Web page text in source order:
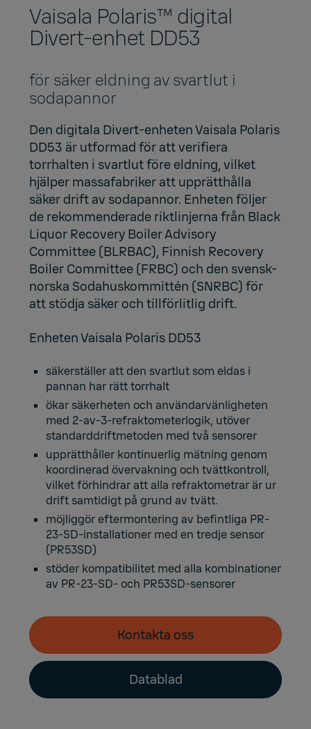
Vaisala Polaris™ digital
Divert-enhet DD53
för säker eldning av svartlut i
sodapannor
Den digitala Divert-enheten Vaisala Polaris
DD53 är utformad för att verifiera
torrhalten i svartlut före eldning, vilket
hjälper massafabriker att upprätthålla
säker drift av sodapannor. Enheten följer
de rekommenderade riktlinjerna från Black
Liquor Recovery Boiler Advisory
Committee (BLRBAC), Finnish Recovery
Boiler Committee (FRBC) och den svensk-
norska Sodahuskommittén (SNRBC) för
att stödja säker och tillförlitlig drift.
Enheten Vaisala Polaris DD53
säkerställer att den svartlut som eldas i
pannan har rätt torrhalt
ökar säkerheten och användarvänligheten
med 2-av-3-refraktometerlogik, utöver
standarddriftmetoden med två sensorer
upprätthåller kontinuerlig mätning genom
koordinerad övervakning och tvättkontroll,
vilket förhindrar att alla refraktometrar är ur
drift samtidigt på grund av tvätt.
möjliggör eftermontering av befintliga PR-
23-SD-installationer med en tredje sensor
(PR53SD)
stöder kompatibilitet med alla kombinationer
av PR-23-SD- och PR53SD-sensorer
Kontakta oss
Datablad